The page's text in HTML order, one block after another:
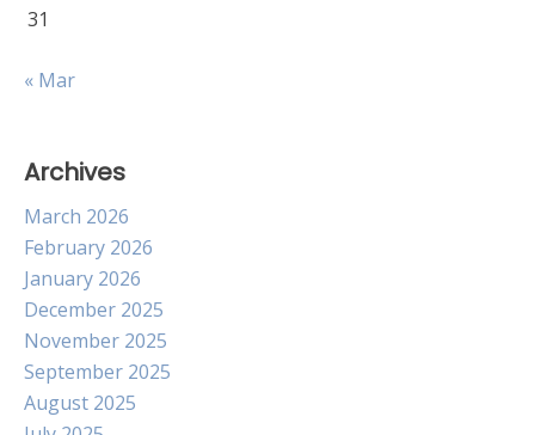
31
« Mar
Archives
March 2026
February 2026
January 2026
December 2025
November 2025
September 2025
August 2025